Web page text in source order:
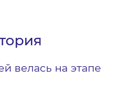
велась на этапе